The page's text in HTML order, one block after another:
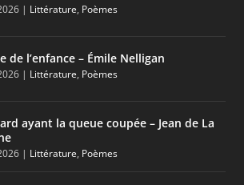
| Littérature, Poèmes
de l’enfance – Émile Nelligan
| Littérature, Poèmes
ayant la queue coupée – Jean de La
| Littérature, Poèmes